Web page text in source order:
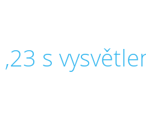
s